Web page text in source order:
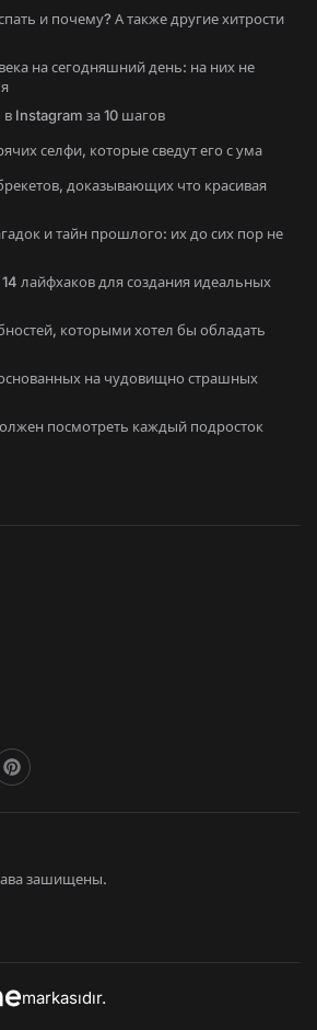
и почему? А также другие хитрости
на сегодняшний день: на них не
Instagram за 10 шагов
селфи, которые сведут его с ума
доказывающих что красивая
и тайн прошлого: их до сих пор не
лайфхаков для создания идеальных
которыми хотел бы обладать
на чудовищно страшных
посмотреть каждый подросток
зашищены.
markasıdır.